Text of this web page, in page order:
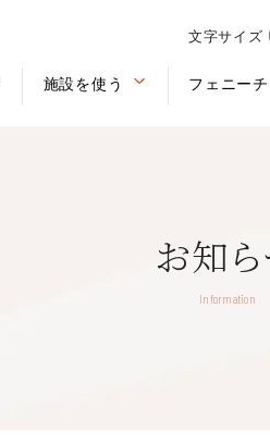
文字サイズ
施設を使う フェニー
お知
Information